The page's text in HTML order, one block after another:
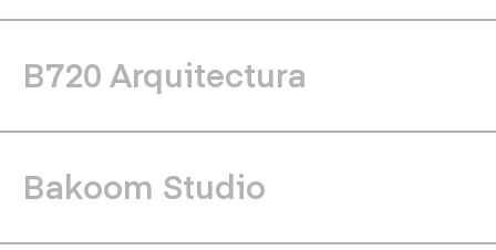
B720 Arquitectura
Bakoom Studio